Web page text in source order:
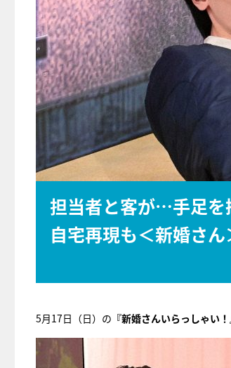
担当者と客が…手足を
自宅再現も＜新婚さん
5月17日（日）の 『新婚さんいらっしゃい！